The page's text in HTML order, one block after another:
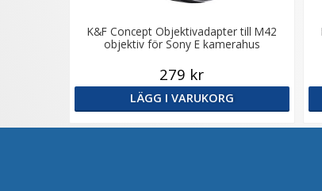
K&F Concept Objektivadapter till M42
objektiv för Sony E kamerahus
279 kr
LÄGG I VARUKORG